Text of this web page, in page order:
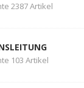
2387 Artikel
103 Artikel